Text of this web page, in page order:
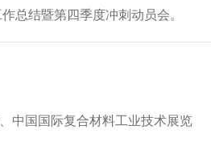
国国际复合材料工业技术展览